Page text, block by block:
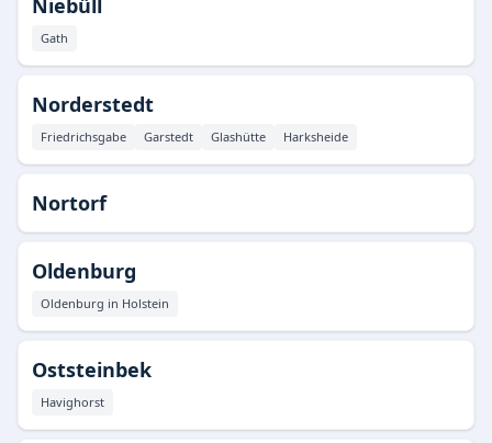
Niebüll
Gath
Norderstedt
Friedrichsgabe Garstedt Glashütte Harksheide
Nortorf
Oldenburg
Oldenburg in Holstein
Oststeinbek
Havighorst